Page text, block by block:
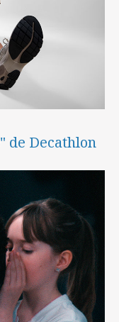
de Decathlon